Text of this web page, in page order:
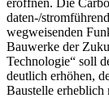
daten-/
wegweisenden
Bauwerke der
Technologie“ soll
deutlich erhöhen,
Baustelle erheblich